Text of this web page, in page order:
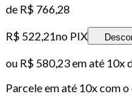
de R$ 766,28
R$ 522,21no PIX
ou R$ 580,23em até 10x
Parcele em até 10x com